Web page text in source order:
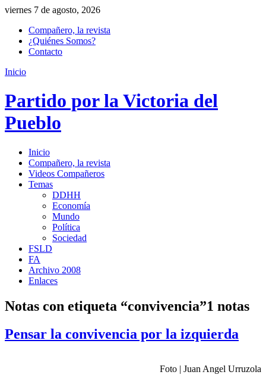
viernes 7 de agosto, 2026
Compañero, la revista
¿Quiénes Somos?
Contacto
Inicio
Partido por la Victoria del
Pueblo
Inicio
Compañero, la revista
Videos Compañeros
Temas
DDHH
Economía
Mundo
Política
Sociedad
FSLD
FA
Archivo 2008
Enlaces
Notas con etiqueta “convivencia”1 notas
Pensar la convivencia por la izquierda
Foto | Juan Angel Urruzola